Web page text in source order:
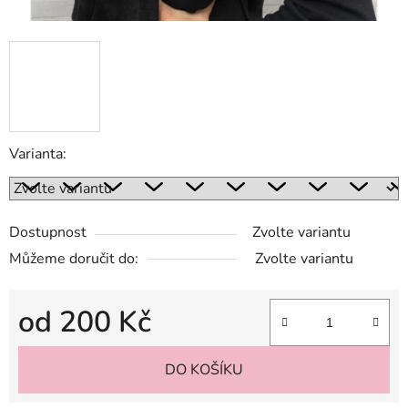
Varianta:
Dostupnost
Zvolte variantu
Můžeme doručit do:
Zvolte variantu
od 200 Kč
Měrná cena:
DO KOŠÍKU